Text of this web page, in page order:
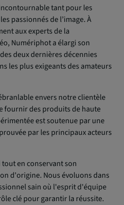
tant pour les
passionnés de l’image. À
aux experts de la
Numériphot a élargi son
deux dernières décennies
les plus exigeants des amateurs
envers notre clientèle
fournir des produits de haute
est soutenue par une
par les principaux acteurs
en conservant son
d'origine. Nous évoluons dans
sain où l'esprit d'équipe
clé pour garantir la réussite.